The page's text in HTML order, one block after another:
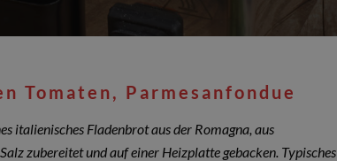
Tomaten, Parmesanfondue
italienisches Fladenbrot aus der Romagna, aus
zubereitet und auf einer Heizplatte gebacken. Typisches